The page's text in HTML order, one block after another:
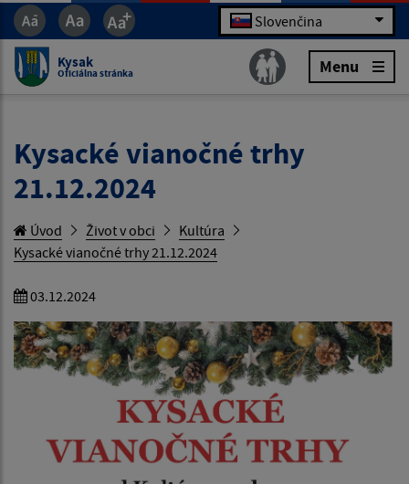
Slovenčina
Kysak
Oficiálna stránka Menu
Kysacké vianočné trhy
21.12.2024
Úvod Život v obci
Kultúra
Kysacké vianočné trhy 21.12.2024
03.12.2024